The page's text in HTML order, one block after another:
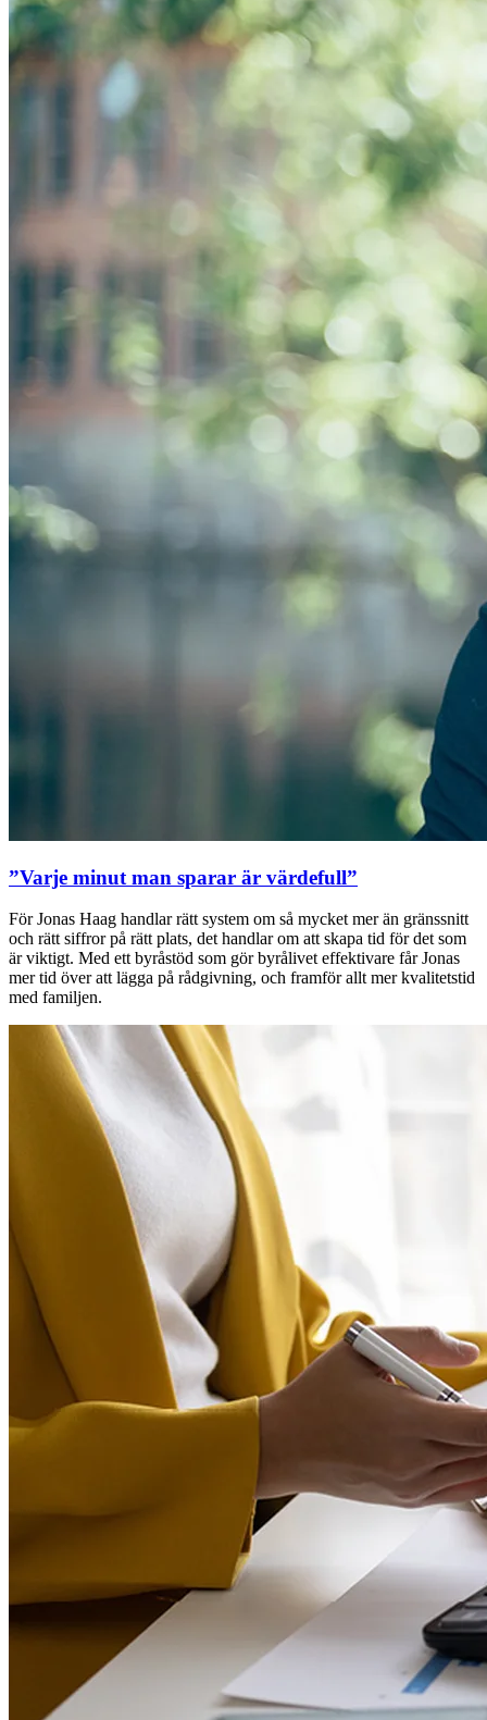
”Varje minut man sparar är värdefull”
För Jonas Haag handlar rätt system om så mycket mer än gränssnitt
och rätt siffror på rätt plats, det handlar om att skapa tid för det som
är viktigt. Med ett byråstöd som gör byrålivet effektivare får Jonas
mer tid över att lägga på rådgivning, och framför allt mer kvalitetstid
med familjen.